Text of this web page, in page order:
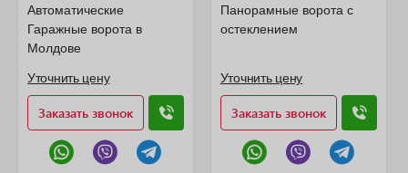
Автоматические
Гаражные ворота в
Молдове
Уточнить цену
Заказать звонок
Панорамные ворота с
остеклением
Уточнить цену
Заказать звонок